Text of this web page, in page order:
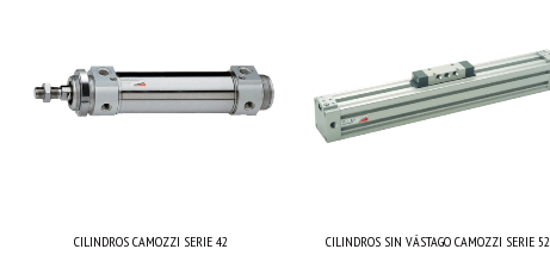
CILINDROS CAMOZZI SERIE 42 CILINDROS SIN VÁSTAGO CAMOZZI SERIE 52